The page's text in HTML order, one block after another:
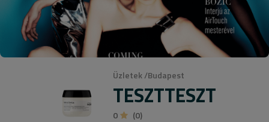
Üzletek/Budapest
TESZTTESZT
0 (0)